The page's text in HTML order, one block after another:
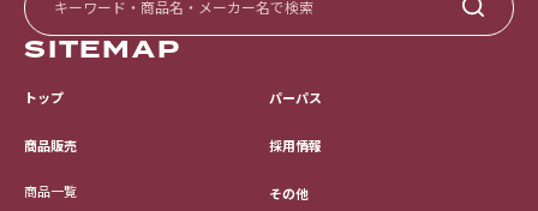
SITEMAP
トップ
商品販売
商品一覧
パーパス
採用情報
その他